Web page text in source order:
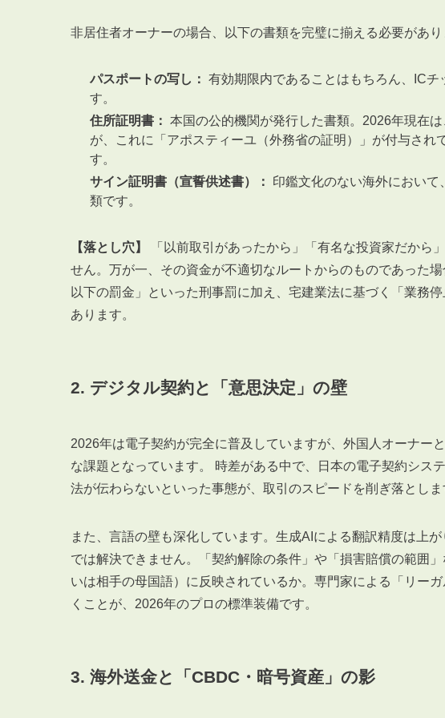
非居住者オーナーの場合、以下の書類を完璧に揃える必要があり
パスポートの写し： 有効期限内であることはもちろん、IC
す。
住所証明書： 本国の公的機関が発行した書類。2026年現在
が、これに「アポスティーユ（外務省の証明）」が付与さ
す。
サイン証明書（宣誓供述書）：
印鑑文化のない海外におい
類です。
【落とし穴】
「以前取引があったから」「有名な投資家だから
せん。万が一、その資金が不適切なルートからのものであった
以下の罰金」といった刑事罰に加え、宅建業法に基づく「業務
あります。
2. デジタル契約と「意思決定」の壁
2026年は電子契約が完全に普及していますが、外国人オーナー
な課題となっています。 時差がある中で、日本の電子契約シス
法が伝わらないといった事態が、取引のスピードを削ぎ落としま
また、言語の壁も深化しています。生成AIによる翻訳精度は上
では解決できません。「契約解除の条件」や「損害賠償の範囲
いは相手の母国語）に反映されているか。専門家による「リー
くことが、2026年のプロの標準装備です。
3. 海外送金と「CBDC・暗号資産」の影